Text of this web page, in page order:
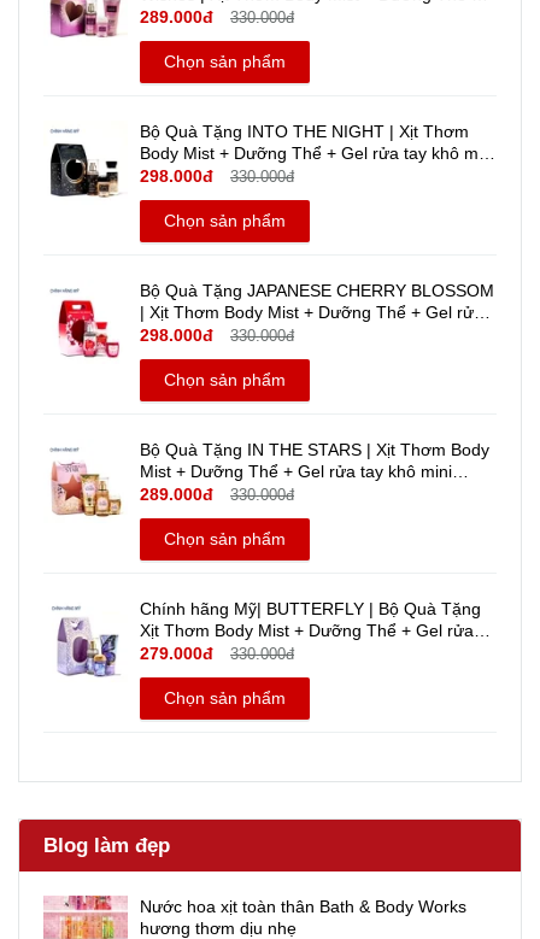
Gel rửa tay khô mini Travel size - Bath And
Body Works
289.000đ 330.000đ
Chọn sản phẩm
Bộ Quà Tặng INTO THE NIGHT | Xịt Thơm
Body Mist + Dưỡng Thể + Gel rửa tay khô mini
Travel size - Bath And Body Works | Chính
hãng Mỹ
298.000đ 330.000đ
Chọn sản phẩm
Bộ Quà Tặng JAPANESE CHERRY BLOSSOM
| Xịt Thơm Body Mist + Dưỡng Thể + Gel rửa
tay khô mini travel size - Bath And Body Works
| Chính hãng Mỹ
298.000đ 330.000đ
Chọn sản phẩm
Bộ Quà Tặng IN THE STARS | Xịt Thơm Body
Mist + Dưỡng Thể + Gel rửa tay khô mini
Travel size | Bath And Body Works | Chính
hãng Mỹ
289.000đ 330.000đ
Chọn sản phẩm
Chính hãng Mỹ| BUTTERFLY | Bộ Quà Tặng
Xịt Thơm Body Mist + Dưỡng Thể + Gel rửa
tay khô mini - Bath And Body Works | Travel
Size
279.000đ 330.000đ
Chọn sản phẩm
Blog làm đẹp
Nước hoa xịt toàn thân Bath & Body Works
hương thơm dịu nhẹ